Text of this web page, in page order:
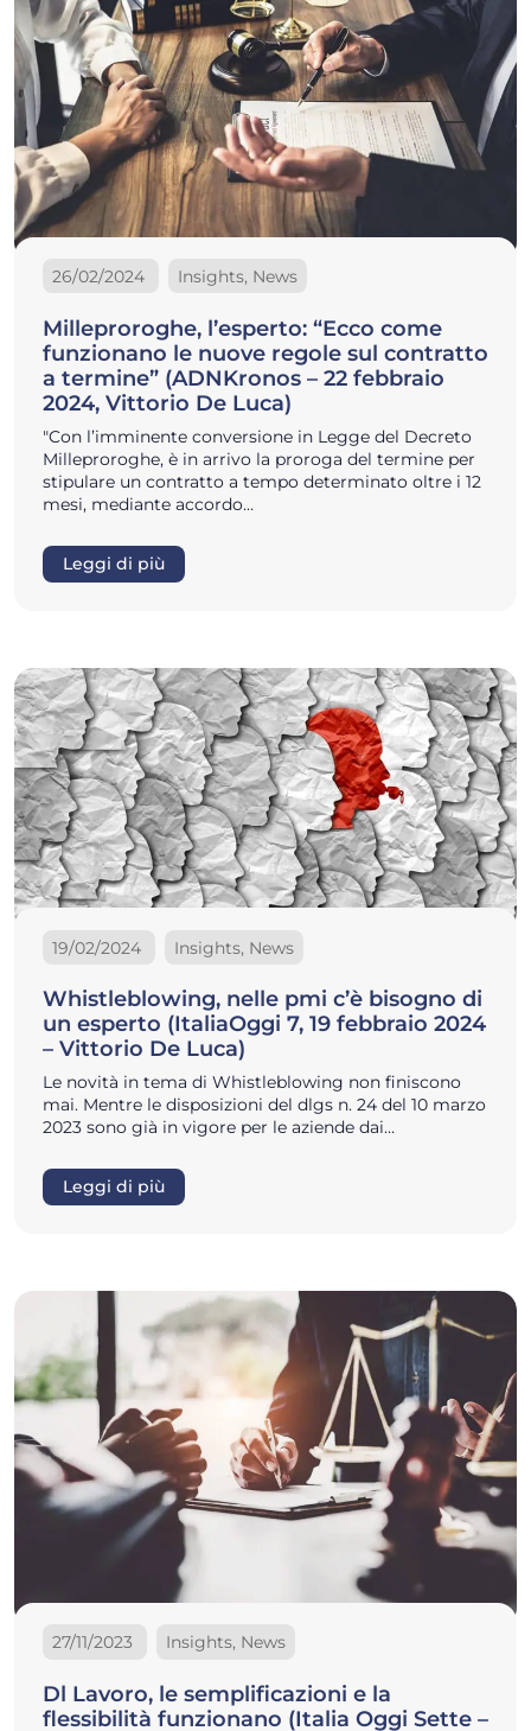
26/02/2024 Insights, News
Milleproroghe, l’esperto: “Ecco come
funzionano le nuove regole sul contratto
a termine” (ADNKronos – 22 febbraio
2024, Vittorio De Luca)
"Con l’imminente conversione in Legge del Decreto
Milleproroghe, è in arrivo la proroga del termine per
stipulare un contratto a tempo determinato oltre i 12
mesi, mediante accordo…
Leggi di più
19/02/2024 Insights, News
Whistleblowing, nelle pmi c’è bisogno di
un esperto (ItaliaOggi 7, 19 febbraio 2024
– Vittorio De Luca)
Le novità in tema di Whistleblowing non finiscono
mai. Mentre le disposizioni del dlgs n. 24 del 10 marzo
2023 sono già in vigore per le aziende dai…
Leggi di più
27/11/2023 Insights, News
Dl Lavoro, le semplificazioni e la
flessibilità funzionano (Italia Oggi Sette –